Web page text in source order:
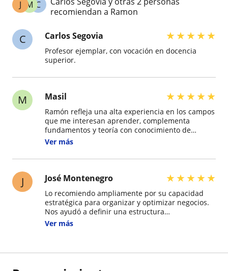
C
M
J
recomiendan a Ramon
C Carlos Segovia ★★★★★
Profesor ejemplar, con vocación en docencia
superior.
M Masil ★★★★★
Ramón refleja una alta experiencia en los campos
que me interesan aprender, complementa
fundamentos y teoría con conocimiento de
experiencias y es más fácil para mi entenderlo e
sinodal
Ver más
J José Montenegro ★★★★★
Lo recomiendo ampliamente por su capacidad
estratégica para organizar y optimizar negocios.
Nos ayudó a definir una estructura
organizacional clara y, lo más importante, a
Ver más